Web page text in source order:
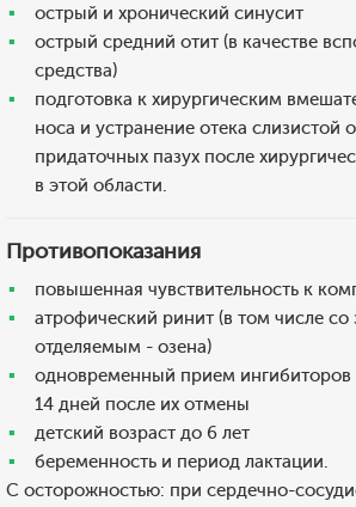
острый и хронический синусит
острый средний отит (в качестве
средства)
подготовка к хирургическим
носа и устранение отека слизистой
придаточных пазух после
в этой области.
Противопоказания
повышенная чувствительность к
атрофический ринит (в том числе
отделяемым - озена)
одновременный прием
14 дней после их отмены
детский возраст до 6 лет
беременность и период лактации.
С осторожностью: при сердечно-